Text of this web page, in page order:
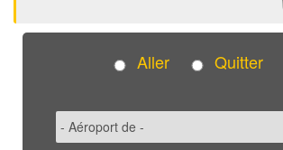
Aller Quitter